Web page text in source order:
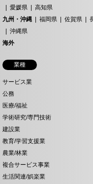
愛媛県
高知県
九州・沖縄
福岡県 佐賀県
沖縄県
海外
業種
サービス業
公務
医療/福祉
学術研究/専門技術
建設業
教育/学習支援業
農業/林業
複合サービス事業
生活関連/娯楽業